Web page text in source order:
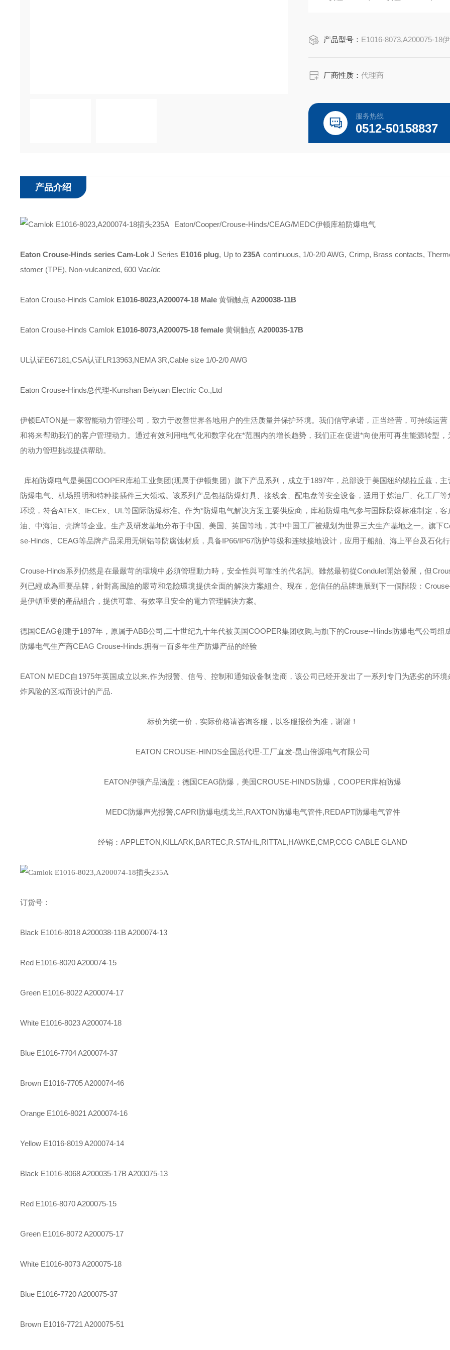
产品型号： E1016-8073,A200075-18
厂商性质：代理商
服务热线
0512-50158837
产品介绍
Eaton/Cooper/Crouse-Hinds/CEAG/MEDC伊顿库柏防爆电气
Eaton Crouse-Hinds series Cam-Lok J Series E1016 plug, Up to235A continuous, 1/0-2/0 AWG, Crimp, Brass contacts,
stomer (TPE), Non-vulcanized, 600 Vac/dc
Eaton Crouse-Hinds Camlok E1016-8023,A200074-18 Male 黄铜触点 A200038-11B
Eaton Crouse-Hinds Camlok E1016-8073,A200075-18 female 黄铜触点 A200035-17B
UL认证E67181,CSA认证LR13963,NEMA 3R,Cable size 1/0-2/0 AWG
Eaton Crouse-Hinds总代理-Kunshan Beiyuan Electric Co.,Ltd
伊顿EATON是一家智能动力管理公司，致力于改善世界各地用户的生活质量并保护环境。我们信守承诺，正当经营，可持续运营
和将来帮助我们的客户管理动力。通过有效利用电气化和数字化在*范围内的增长趋势，我们正在促进*向使用可再生能源转型，
的动力管理挑战提供帮助。
库柏防爆电气是美国COOPER库柏工业集团(现属于伊顿集团）旗下产品系列，成立于1897年，总部设于美国纽约锡拉丘兹，主
防爆电气、机场照明和特种接插件三大领域。该系列产品包括防爆灯具、接线盒、配电盘等安全设备，适用于炼油厂、化工厂等
环境，符合ATEX IECEx UL 等国际防爆标准。作为*防爆电气解决方案主要供应商，库柏防爆电气参与国际防爆标准制定，客
油、中海油、壳牌等企业。生产及研发基地分布于中国、美国、英国等地，其中中国工厂被规划为世界三大生产基地之一。旗下
se-Hinds
CEAG等品牌产品采用无铜铝等防腐蚀材质，具备IP66/IP67防护等级和连续接地设计，应用于船舶、海上平台及石化行
Crouse-Hinds系列仍然是在最嚴苛的環境中必須管理動力時，安全性與可靠性的代名詞。雖然最初從Condulet開始發展，但
列已經成為重要品牌，針對高風險的嚴苛和危險環境提供全面的解決方案組合。現在，您信任的品牌進展到下一個階段：
是伊頓重要的產品組合，提供可靠、有效率且安全的電力管理解決方案。
德国CEAG创建于1897年，原属于ABB公司,二十世纪九十年代被美国COOPER集团收购,与旗下的Crouse--Hinds防爆电气公司组
防爆电气生产商CEAG Crouse-Hinds.拥有一百多年生产防爆产品的经验
EATON MEDC自 1975年英国成立以来,作为报警、信号、控制和通知设备制造商，该公司已经开发出了一系列专门为恶劣的环境
炸风险的区域而设计的产品.
标价为统一价，实际价格请咨询客服，以客服报价为准，谢谢！
EATON CROUSE-HINDS全国总代理-工厂直发-昆山倍源电气有限公司
EATON伊顿产品涵盖：德国CEAG防爆，美国CROUSE-HINDS防爆，COOPER库柏防爆
MEDC防爆声光报警,CAPRI防爆电缆戈兰,RAXTON防爆电气管件,REDAPT防爆电气管件
经销：APPLETON,KILLARK,BARTEC,R.STAHL,RITTAL,HAWKE,CMP,CCG CABLE GLAND
订货号：
Black E1016-8018A200038-11B A200074-13
Red E1016-8020 A200074-15
Green E1016-8022 A200074-17
White E1016-8023 A200074-18
Blue E1016-7704 A200074-37
Brown E1016-7705 A200074-46
Orange E1016-8021 A200074-16
Yellow E1016-8019 A200074-14
Black E1016-8068A200035-17B A200075-13
Red E1016-8070 A200075-15
Green E1016-8072 A200075-17
White E1016-8073 A200075-18
Blue E1016-7720 A200075-37
Brown E1016-7721 A200075-51